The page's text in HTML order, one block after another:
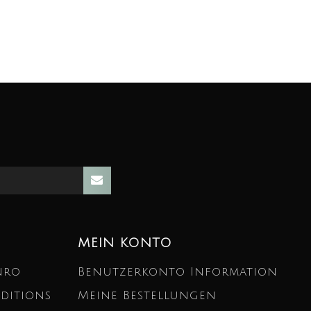
MEIN KONTO
Benutzerkonto Information
Meine Bestellungen